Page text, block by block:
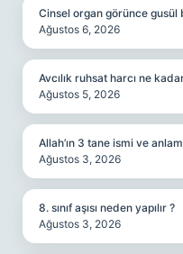
Cinsel organ görünce gusül
Ağustos 6, 2026
Avcılık ruhsat harcı ne
Ağustos 5, 2026
Allah’ın 3 tane ismi ve
Ağustos 3, 2026
8. sınıf aşısı neden yapılır ?
Ağustos 3, 2026